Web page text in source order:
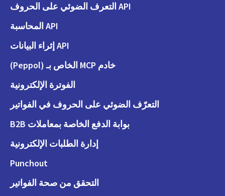
API التعرف الضوئي على الحروف
API المحاسبة
API إثراء البيانات
خادم MCP الخاص بـ (Peppol)
الفوترة الإلكترونية
التعرّف الضوئي على الحروف في الفواتير
بوابة الدفع الخاصة بمعاملات B2B
إدارة الطلبات الإلكترونية
Punchout
التحقق من صحة الفواتير